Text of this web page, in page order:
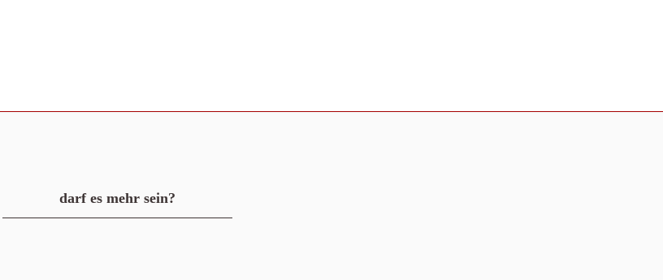
darf es mehr sein?